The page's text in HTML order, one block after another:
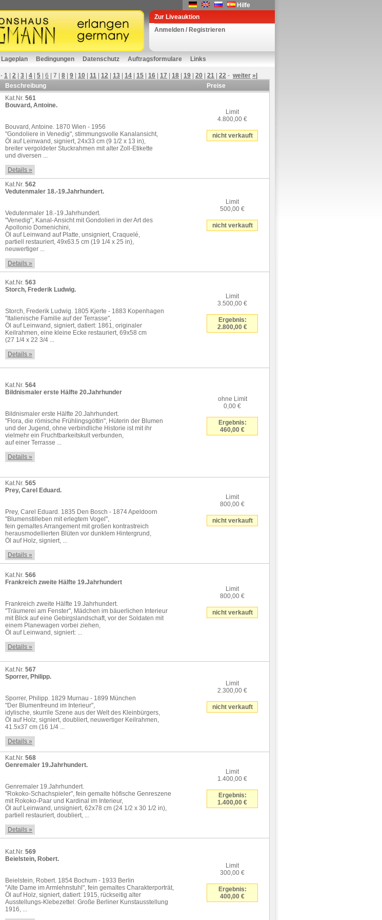
Hilfe
Zur Liveauktion
Anmelden / Registrieren
Lageplan Bedingungen Datenschutz Auftragsformulare Links
- 1 2 3 4 5 6 7 8 9 10 11 12 13 14 15 16 17 18 19 20 21 22 - weiter »|
Beschreibung
Preise
Kat.Nr. 561
Bouvard, Antoine.
Bouvard, Antoine. 1870 Wien - 1956
"Gondoliere in Venedig", stimmungsvolle Kanalansicht,
Öl auf Leinwand, signiert, 24x33 cm (9 1/2 x 13 in),
breiter vergoldeter Stuckrahmen mit alter Zoll-Etikette
und diversen ...
Details »
Limit
4.800,00 €
nicht verkauft
Kat.Nr. 562
Vedutenmaler 18.-19.Jahrhundert.
Vedutenmaler 18.-19.Jahrhundert.
"Venedig", Kanal-Ansicht mit Gondolieri in der Art des
Apollonio Domenichini,
Öl auf Leinwand auf Platte, unsigniert, Craquelé,
partiell restauriert, 49x63.5 cm (19 1/4 x 25 in),
neuwertiger ...
Details »
Limit
500,00 €
nicht verkauft
Kat.Nr. 563
Storch, Frederik Ludwig.
Storch, Frederik Ludwig. 1805 Kjerte - 1883 Kopenhagen
"Italienische Familie auf der Terrasse",
Öl auf Leinwand, signiert, datiert: 1861, originaler
Keilrahmen, eine kleine Ecke restauriert, 69x58 cm
(27 1/4 x 22 3/4 ...
Details »
Limit
3.500,00 €
Ergebnis:
2.800,00 €
Kat.Nr. 564
Bildnismaler erste Hälfte 20.Jahrhunder
Bildnismaler erste Hälfte 20.Jahrhundert.
"Flora, die römische Frühlingsgöttin", Hüterin der Blumen
und der Jugend, ohne verbindliche Historie ist mit ihr
vielmehr ein Fruchtbarkeitskult verbunden,
auf einer Terrasse ...
Details »
ohne Limit
0,00 €
Ergebnis:
460,00 €
Kat.Nr. 565
Prey, Carel Eduard.
Prey, Carel Eduard. 1835 Den Bosch - 1874 Apeldoorn
"Blumenstilleben mit erlegtem Vogel",
fein gemaltes Arrangement mit großen kontrastreich
herausmodellierten Blüten vor dunklem Hintergrund,
Öl auf Holz, signiert, ...
Details »
Limit
800,00 €
nicht verkauft
Kat.Nr. 566
Frankreich zweite Hälfte 19.Jahrhundert
Frankreich zweite Hälfte 19.Jahrhundert.
"Träumerei am Fenster", Mädchen im bäuerlichen Interieur
mit Blick auf eine Gebirgslandschaft, vor der Soldaten mit
einem Planewagen vorbei ziehen,
Öl auf Leinwand, signiert: ...
Details »
Limit
800,00 €
nicht verkauft
Kat.Nr. 567
Sporrer, Philipp.
Sporrer, Philipp. 1829 Murnau - 1899 München
"Der Blumenfreund im Interieur",
idylische, skurrile Szene aus der Welt des Kleinbürgers,
Öl auf Holz, signiert, doubliert, neuwertiger Keilrahmen,
41.5x37 cm (16 1/4 ...
Details »
Limit
2.300,00 €
nicht verkauft
Kat.Nr. 568
Genremaler 19.Jahrhundert.
Genremaler 19.Jahrhundert.
"Rokoko-Schachspieler", fein gemalte höfische Genreszene
mit Rokoko-Paar und Kardinal im Interieur,
Öl auf Leinwand, unsigniert, 62x78 cm (24 1/2 x 30 1/2 in),
partiell restauriert, doubliert, ...
Details »
Limit
1.400,00 €
Ergebnis:
1.400,00 €
Kat.Nr. 569
Beielstein, Robert.
Beielstein, Robert. 1854 Bochum - 1933 Berlin
"Alte Dame im Armlehnstuhl", fein gemaltes Charakterporträt,
Öl auf Holz, signiert, datiert: 1915, rückseitig alter
Ausstellungs-Klebezettel: Große Berliner Kunstausstellung
1916, ...
Limit
300,00 €
Ergebnis:
400,00 €